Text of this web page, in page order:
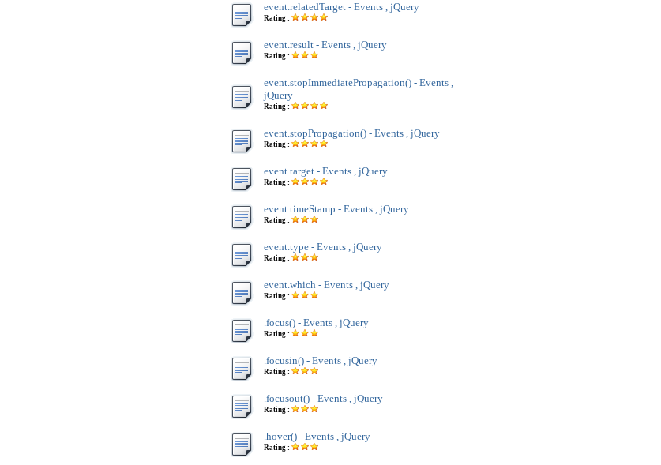
event.relatedTarget - Events , jQuery
Rating :
event.result - Events , jQuery
Rating :
event.stopImmediatePropagation() - Events ,
jQuery
Rating :
event.stopPropagation() - Events , jQuery
Rating :
event.target - Events , jQuery
Rating :
event.timeStamp - Events , jQuery
Rating :
event.type - Events , jQuery
Rating :
event.which - Events , jQuery
Rating :
.focus() - Events , jQuery
Rating :
.focusin() - Events , jQuery
Rating :
.focusout() - Events , jQuery
Rating :
.hover() - Events , jQuery
Rating :